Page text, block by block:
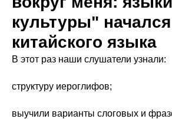
культуры"
китайского языка
В этот раз наши слушатели узнали:
структуру иероглифов;
выучили варианты слоговых и